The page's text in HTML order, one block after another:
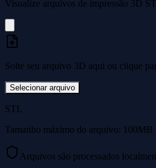
Visualize arquivos de impressão 3D
Solte seu arquivo 3D aqui ou clique
Selecionar arquivo
STL
Tamanho máximo do arquivo: 100MB
Arquivos são processados